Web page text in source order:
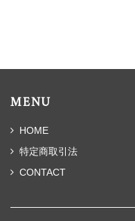
MENU
HOME
特定商取引法
CONTACT